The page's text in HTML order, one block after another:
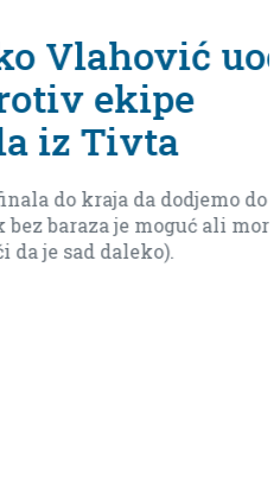
uoči
ekipe
da dodjemo do
je moguć ali moramo
daleko).